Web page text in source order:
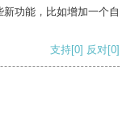
功能，比如增加一个自
支持[0] 反对[0]